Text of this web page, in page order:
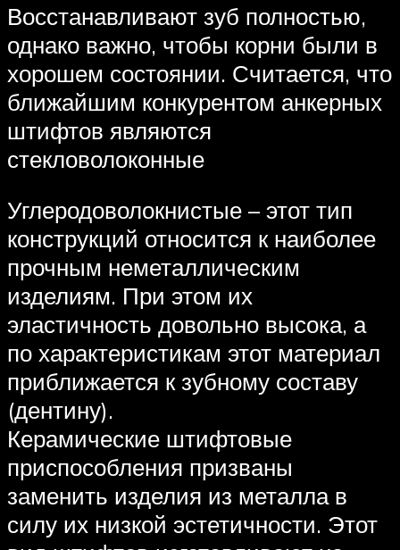
Восстанавливают зуб полностью,
однако важно, чтобы корни были в
хорошем состоянии. Считается, что
ближайшим конкурентом анкерных
штифтов являются
стекловолоконные
Углеродоволокнистые – этот тип
конструкций относится к наиболее
прочным неметаллическим
изделиям. При этом их
эластичность довольно высока, а
по характеристикам этот материал
приближается к зубному составу
(дентину).
Керамические штифтовые
приспособления призваны
заменить изделия из металла в
силу их низкой эстетичности. Этот